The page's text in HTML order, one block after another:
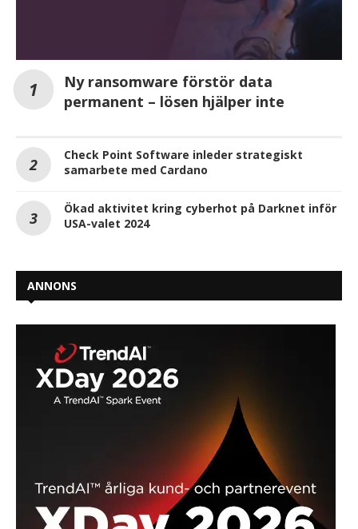
Ny ransomware förstör data
permanent – lösen hjälper inte
Check Point Software inleder strategiskt
samarbete med Cardano
Ökad aktivitet kring cyberhot på Darknet inför
USA-valet 2024
ANNONS